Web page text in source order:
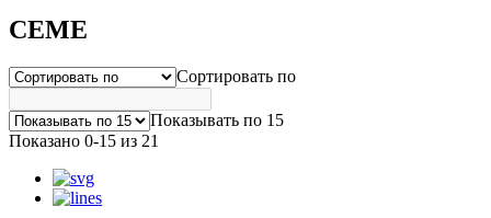
CEME
Сортировать по
Показывать по 15
Показано 0-15 из 21